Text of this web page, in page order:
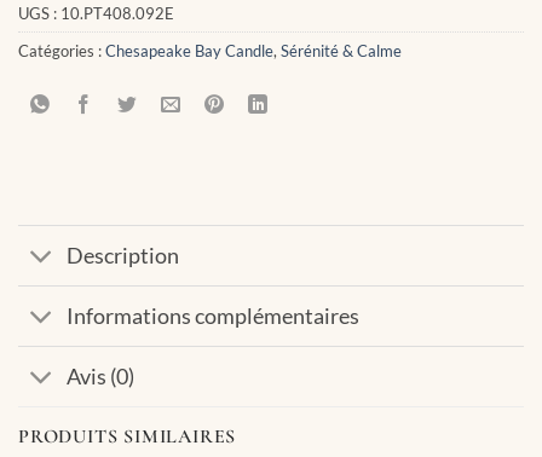
UGS : 10.PT408.092E
Catégories :Chesapeake Bay Candle, Sérénité & Calme
Description
Informations complémentaires
Avis (0)
PRODUITS SIMILAIRES